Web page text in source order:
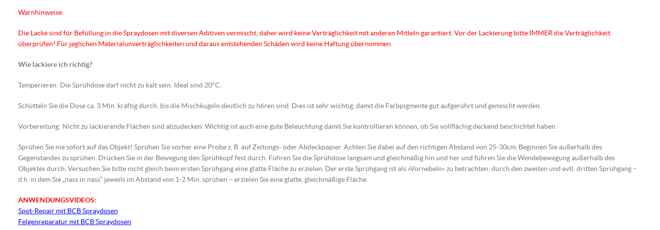
Warnhinweise:
Die Lacke sind für Befüllung in die Spraydosen mit diversen Aditiven vermischt, daher wird keine Verträglichkeit mit anderen Mitteln garantiert. Vor der Lackierung bitte IMMER die Verträglichkeit
überprüfen! Für jeglichen Materialunverträglichkeiten und daraus entstehenden Schäden wird keine Haftung übernommen.
Wie lackiere ich richtig?
Temperieren: Die Sprühdose darf nicht zu kalt sein. Ideal sind 20°C.
Schütteln Sie die Dose ca. 3 Min. kräftig durch, bis die Mischkugeln deutlich zu hören sind. Dies ist sehr wichtig, damit die Farbpigmente gut aufgerührt und gemischt werden.
Vorbereitung: Nicht zu lackierende Flächen sind abzudecken. Wichtig ist auch eine gute Beleuchtung damit Sie kontrollieren können, ob Sie vollflächig deckend beschichtet haben.
Sprühen Sie nie sofort auf das Objekt! Sprühen Sie vorher eine Probe z. B. auf Zeitungs- oder Abdeckpapier. Achten Sie dabei auf den richtigen Abstand von 25-30cm. Beginnen Sie außerhalb des
Gegenstandes zu sprühen. Drücken Sie in der Bewegung den Sprühkopf fest durch. Führen Sie die Sprühdose langsam und gleichmäßig hin und her und führen Sie die Wendebewegung außerhalb des
Objektes durch. Versuchen Sie bitte nicht gleich beim ersten Sprühgang eine glatte Fläche zu erzielen. Der erste Sprühgang ist als »Vornebeln« zu betrachten; durch den zweiten und evtl. dritten Sprühgang –
d.h. in dem Sie „nass in nass“ jeweils im Abstand von 1-2 Min. sprühen – erzielen Sie eine glatte, gleichmäßige Fläche.
ANWENDUNGSVIDEOS:
Spot-Repair mit BCB Spraydosen
Felgenreparatur mit BCB Spraydosen